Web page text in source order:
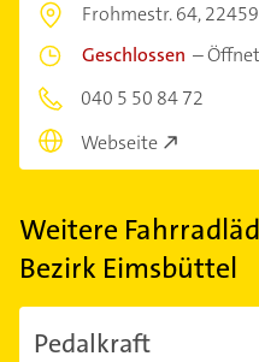
Frohmestr. 64,
Geschlossen –
040 5 50 84 72
Webseite
Weitere
Bezirk Eimsbüttel
Pedalkraft